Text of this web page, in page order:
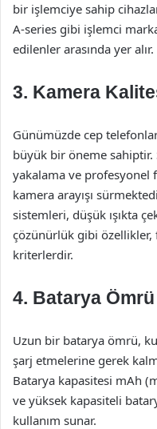
bir işlemciye sahip
A-series gibi işlemci
edilenler arasında yer alır.
3. Kamera
Günümüzde cep
büyük bir öneme sahiptir.
yakalama ve
kamera arayışı
sistemleri, düşük ışıkta
çözünürlük gibi
kriterlerdir.
4. Batarya Ömrü
Uzun bir batarya ömrü,
şarj etmelerine gerek
Batarya kapasitesi mAh
ve yüksek kapasiteli
kullanım sunar.